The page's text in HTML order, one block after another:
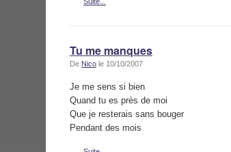
Tu me manques
De Nico le 10/10/2007
Je me sens si bien
Quand tu es près de moi
Que je resterais sans bouger
Pendant des mois